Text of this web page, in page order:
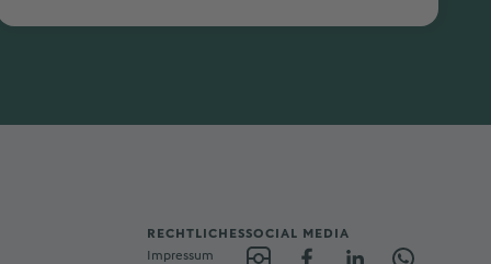
RECHTLICHES
Impressum
SOCIAL MEDIA